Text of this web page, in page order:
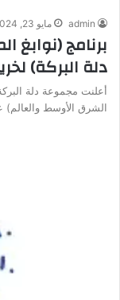
admin مايو 23, 2024
برنامج
دلة البركة)
أعلنت مجموعة دلة
الشرق الأوسط والعالم)